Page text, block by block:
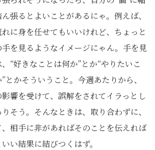
張るとよいことがあるにゃ。例えば、
に身を任せてもいいけれど、ちょっと
手を見るようなイメージにゃん。手を見
“好きなことは何か”とか“やりたいこ
とかそういうこと。今週あたりから、
響を受けて、誤解をされてイラっとし
そう。そんなときは、取り合わずに、
相手に非があればそのことを伝えれば
い結果に結びつくはず。